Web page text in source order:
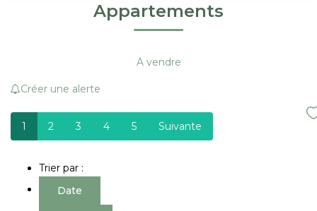
Qui Sommes-Nous
Notre Équipe
Appartements
A vendre
Créer une alerte
1 2 3 4 5 Suivante
Trier par :
Date